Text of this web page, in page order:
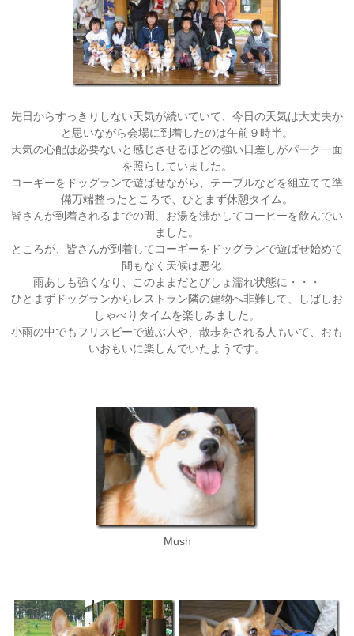
先日からすっきりしない天気が続いていて、今日の天気は大丈夫か
と思いながら会場に到着したのは午前９時半。
天気の心配は必要ないと感じさせるほどの強い日差しがパーク一面
を照らしていました。
コーギーをドッグランで遊ばせながら、テーブルなどを組立てて準
備万端整ったところで、ひとまず休憩タイム。
皆さんが到着されるまでの間、お湯を沸かしてコーヒーを飲んでい
ました。
ところが、皆さんが到着してコーギーをドッグランで遊ばせ始めて
間もなく天候は悪化、
雨あしも強くなり、このままだとびしょ濡れ状態に・・・
ひとまずドッグランからレストラン隣の建物へ非難して、しばしお
しゃべりタイムを楽しみました。
小雨の中でもフリスビーで遊ぶ人や、散歩をされる人もいて、おも
いおもいに楽しんでいたようです。
Mush